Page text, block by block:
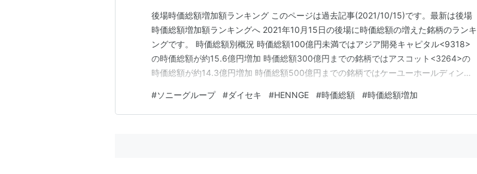
後場時価総額増加額ランキング このページは過去記事(2021/10/15)です。最新は後場
時価総額増加額ランキングへ 2021年10月15日の後場に時価総額の増えた銘柄のランキ
ングです。 時価総額別概況 時価総額100億円未満ではアジア開発キャピタル<9318>
の時価総額が約15.6億円増加 時価総額300億円までの銘柄ではアスコット<3264>の
時価総額が約14.3億円増加 時価総額500億円までの銘柄ではケーユーホールディング
HENNGE<4475>の時価総額が約29.2億円増加 時価総額3,000億円までの…
#ソニーグループ #ダイセキ #HENNGE #時価総額 #時価総額増加